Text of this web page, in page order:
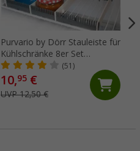
Purvario by Dörr Stauleiste für
Kühlschränke 8er Set
anthrazit / hellgrau
(51)
10,95 €
UVP 12,50 €